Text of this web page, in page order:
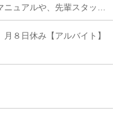
ュアルや、先輩スタッフ
方でも安心して働けます。■
す。【新規のお客様の増
、売上UPに繋がる施策の
行っていただきます。キ
人でも簡単にできます。■
８日休み【アルバイト】